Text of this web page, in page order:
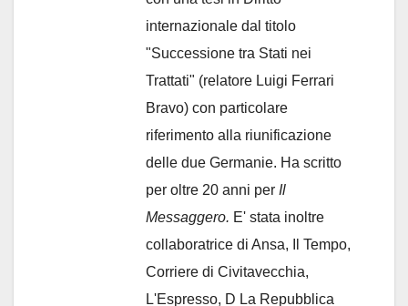
internazionale dal titolo
"Successione tra Stati nei
Trattati" (relatore Luigi Ferrari
Bravo) con particolare
riferimento alla riunificazione
delle due Germanie. Ha scritto
per oltre 20 anni per Il
Messaggero. E' stata inoltre
collaboratrice di Ansa, Il Tempo,
Corriere di Civitavecchia,
L'Espresso, D La Repubblica